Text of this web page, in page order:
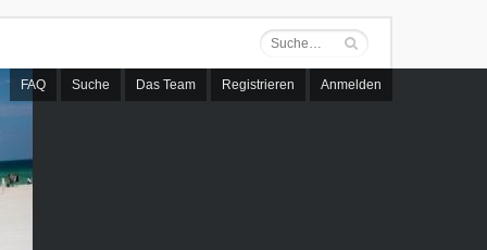
FAQ Suche Das Team Registrieren Anmelden